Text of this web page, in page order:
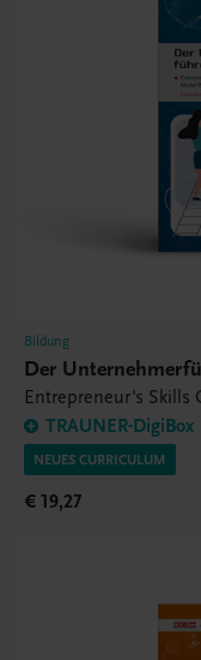
Bildung
Der
Entrepreneur's Skills
TRAUNER-DigiBox
NEUES CURRICULUM
€ 19,27